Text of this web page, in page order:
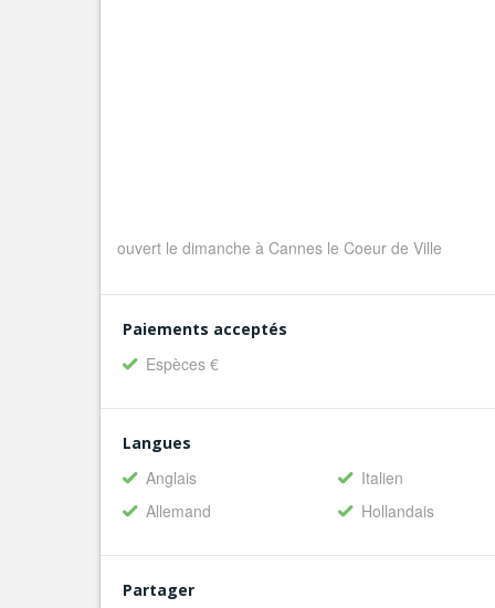
ouvert le dimanche à Cannes le Coeur de Ville
Paiements acceptés
Espèces €
Langues
Anglais
Italien
Allemand
Hollandais
Partager